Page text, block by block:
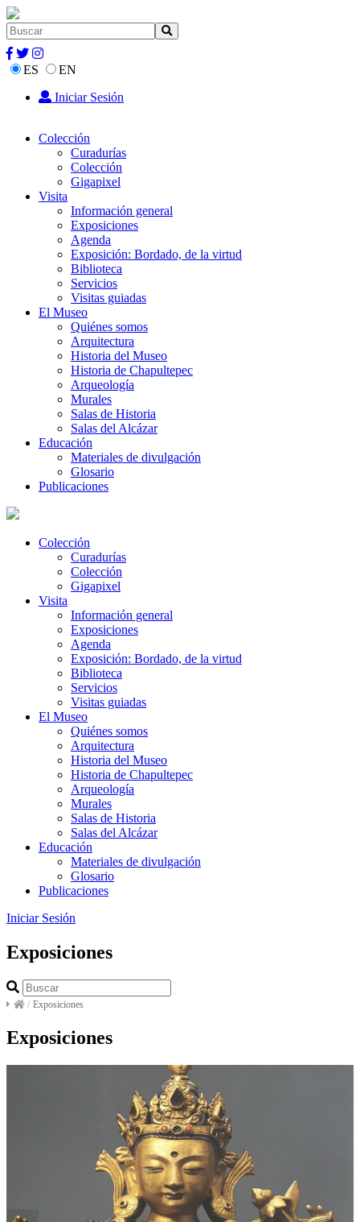
ES
EN
Iniciar Sesión
Colección
Curadurías
Colección
Gigapixel
Visita
Información general
Exposiciones
Agenda
Exposición: Bordado, de la virtud
Biblioteca
Servicios
Visitas guiadas
El Museo
Quiénes somos
Arquitectura
Historia del Museo
Historia de Chapultepec
Arqueología
Murales
Salas de Historia
Salas del Alcázar
Educación
Materiales de divulgación
Glosario
Publicaciones
Colección
Curadurías
Colección
Gigapixel
Visita
Información general
Exposiciones
Agenda
Exposición: Bordado, de la virtud
Biblioteca
Servicios
Visitas guiadas
El Museo
Quiénes somos
Arquitectura
Historia del Museo
Historia de Chapultepec
Arqueología
Murales
Salas de Historia
Salas del Alcázar
Educación
Materiales de divulgación
Glosario
Publicaciones
Iniciar Sesión
Exposiciones
/ Exposiciones
Exposiciones